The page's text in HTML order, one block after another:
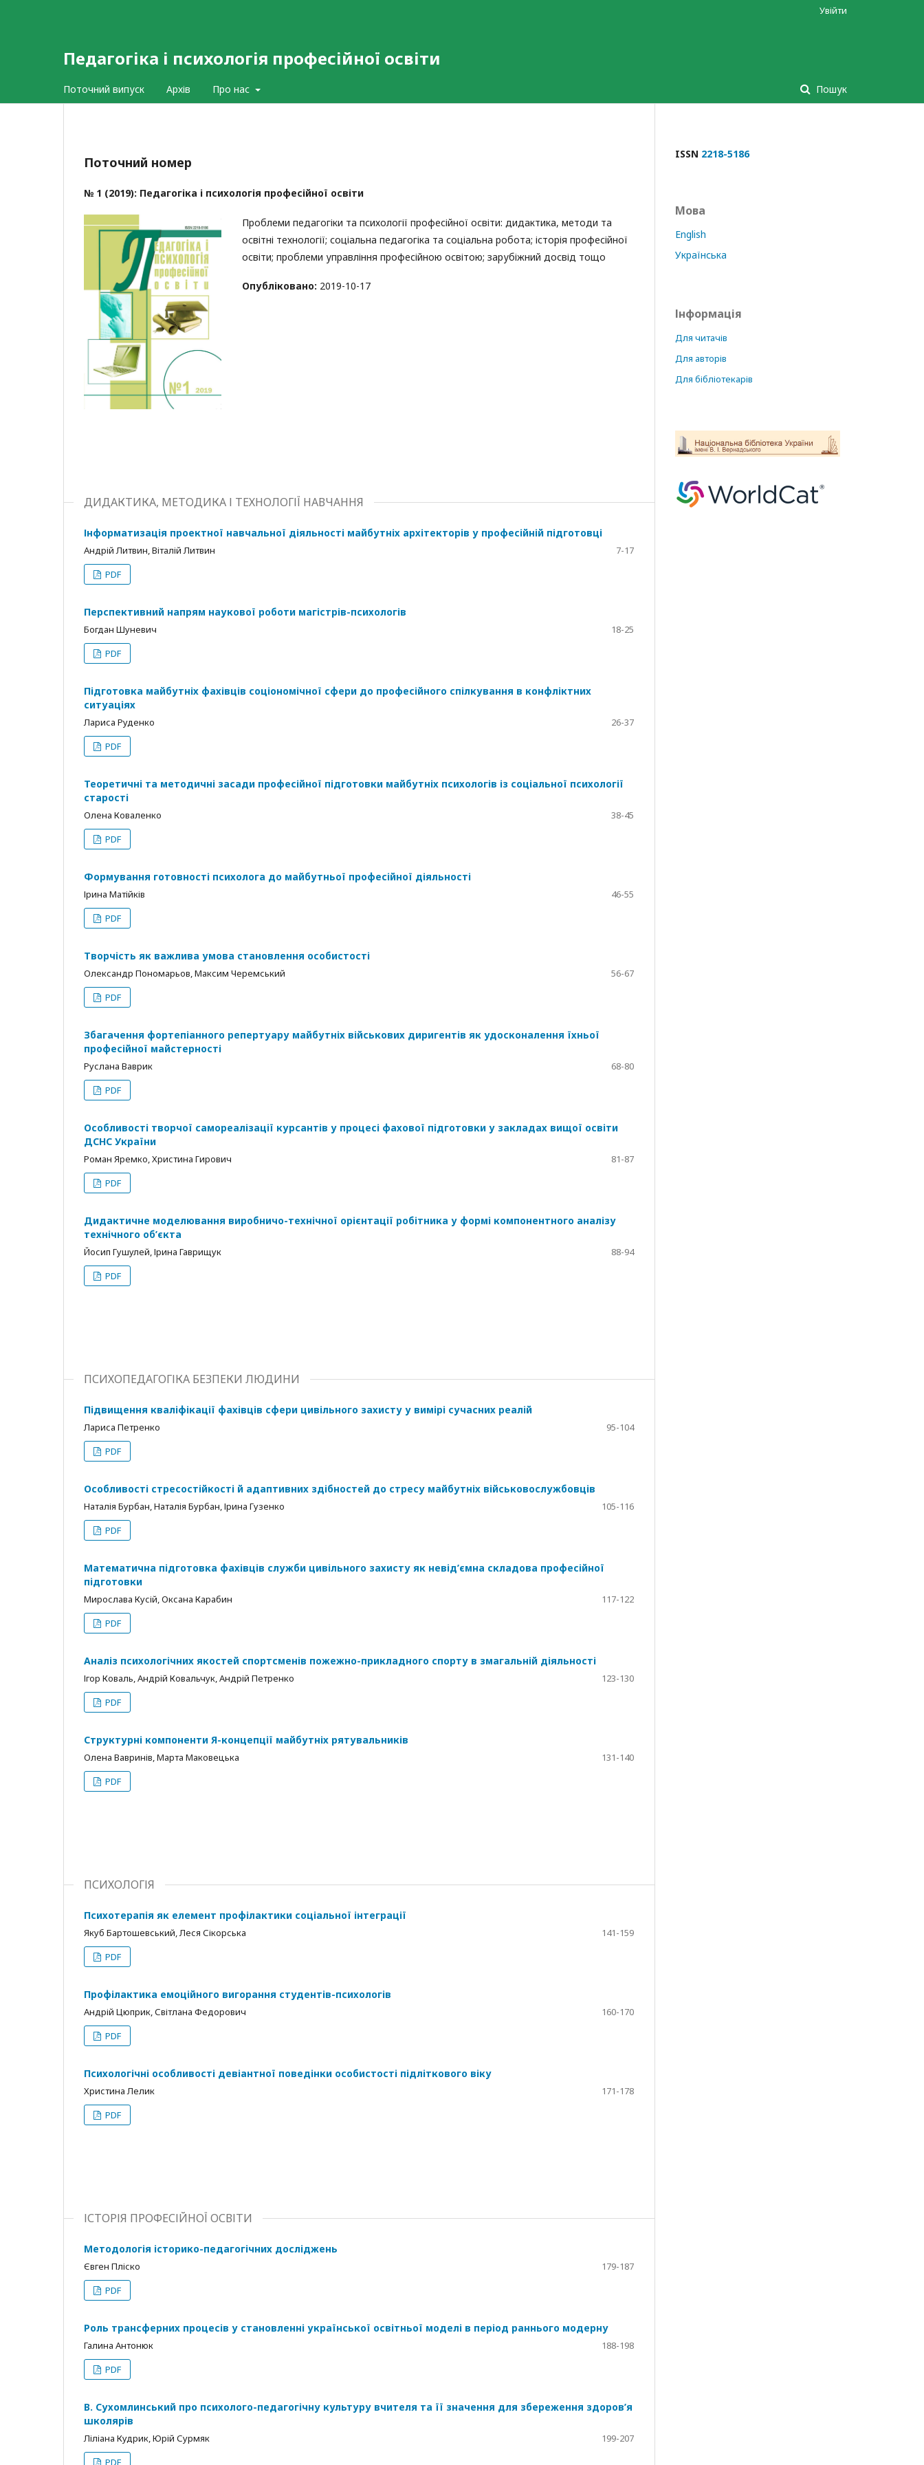
Педагогіка і психологія професійної освіти
Поточний випуск Архів Про нас Пошук
Увійти
Поточний номер
№ 1 (2019): Педагогіка і психологія професійної освіти
Проблеми педагогіки та психології професійної освіти: дидактика, методи та
освітні технології; соціальна педагогіка та соціальна робота; історія професійної
освіти; проблеми управління професійною освітою; зарубіжний досвід тощо
Опубліковано: 2019-10-17
ДИДАКТИКА, МЕТОДИКА І ТЕХНОЛОГІЇ НАВЧАННЯ
Інформатизація проектної навчальної діяльності майбутніх архітекторів у професійній підготовці
Андрій Литвин, Віталій Литвин
7-17
PDF
Перспективний напрям наукової роботи магістрів-психологів
Богдан Шуневич
18-25
PDF
Підготовка майбутніх фахівців соціономічної сфери до професійного спілкування в конфліктних
ситуаціях
Лариса Руденко
26-37
PDF
Теоретичні та методичні засади професійної підготовки майбутніх психологів із соціальної психології
старості
Олена Коваленко
38-45
PDF
Формування готовності психолога до майбутньої професійної діяльності
Ірина Матійків
46-55
PDF
Творчість як важлива умова становлення особистості
Олександр Пономарьов, Максим Черемський
56-67
PDF
Збагачення фортепіанного репертуару майбутніх військових диригентів як удосконалення їхньої
професійної майстерності
Руслана Ваврик
68-80
PDF
Особливості творчої самореалізації курсантів у процесі фахової підготовки у закладах вищої освіти
ДСНС України
Роман Яремко, Христина Гирович
81-87
PDF
Дидактичне моделювання виробничо-технічної орієнтації робітника у формі компонентного аналізу
технічного об’єкта
Йосип Гушулей, Ірина Гаврищук
88-94
PDF
ПСИХОПЕДАГОГІКА БЕЗПЕКИ ЛЮДИНИ
Підвищення кваліфікації фахівців сфери цивільного захисту у вимірі сучасних реалій
Лариса Петренко
95-104
PDF
Особливості стресостійкості й адаптивних здібностей до стресу майбутніх військовослужбовців
Наталія Бурбан, Наталія Бурбан, Ірина Гузенко
105-116
PDF
Математична підготовка фахівців служби цивільного захисту як невід’ємна складова професійної
підготовки
Мирослава Кусій, Оксана Карабин
117-122
PDF
Аналіз психологічних якостей спортсменів пожежно-прикладного спорту в змагальній діяльності
Ігор Коваль, Андрій Ковальчук, Андрій Петренко
123-130
PDF
Структурні компоненти Я-концепції майбутніх рятувальників
Олена Вавринів, Марта Маковецька
131-140
PDF
ПСИХОЛОГІЯ
Психотерапія як елемент профілактики соціальної інтеграції
Якуб Бартошевський, Леся Сікорська
141-159
PDF
Профілактика емоційного вигорання студентів-психологів
Андрій Цюприк, Світлана Федорович
160-170
PDF
Психологічні особливості девіантної поведінки особистості підліткового віку
Христина Лелик
171-178
PDF
ІСТОРІЯ ПРОФЕСІЙНОЇ ОСВІТИ
Методологія історико-педагогічних досліджень
Євген Пліско
179-187
PDF
Роль трансферних процесів у становленні української освітньої моделі в період раннього модерну
Галина Антонюк
188-198
PDF
В. Сухoмлинський прo психолого-педагогічну культуру вчителя та її значення для збереження здоров’я
школярів
Ліліана Кудрик, Юрій Сурмяк
199-207
PDF
ISSN 2218-5186
Мова
English
Українська
Інформація
Для читачів
Для авторів
Для бібліотекарів